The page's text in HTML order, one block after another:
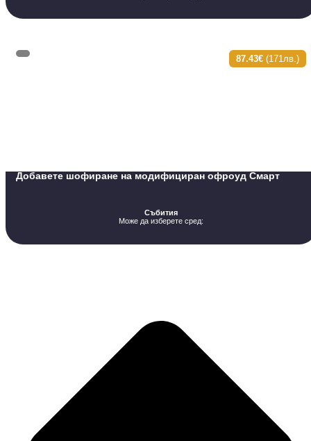
87.43€ (171лв.)
Добавете шофиране на модифициран офроуд Смарт
Събития
Може да изберете сред: